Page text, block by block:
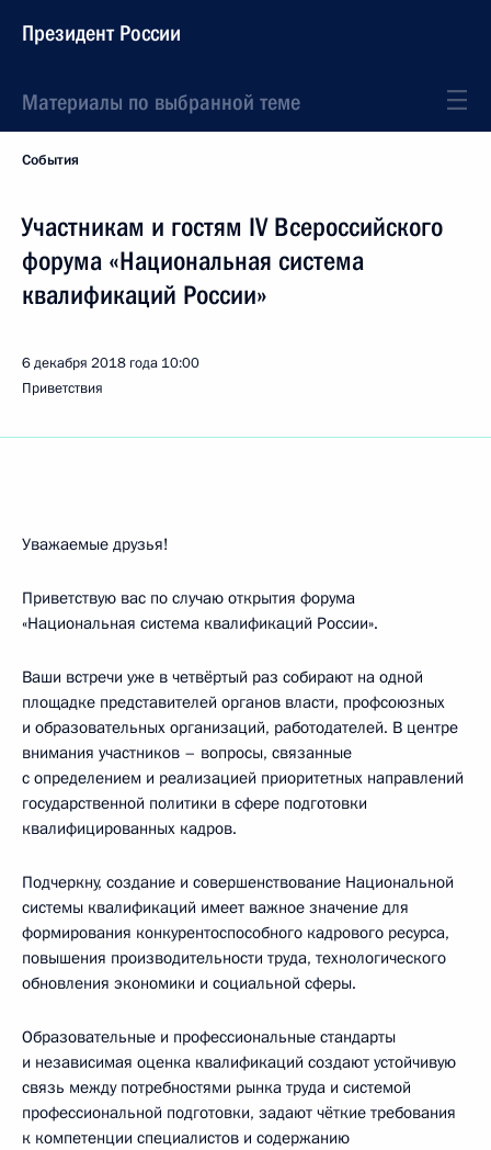
Президент России
Материалы по выбранной теме
События
Участникам и гостям IV Всероссийского
форума «Национальная система
квалификаций России»
6 декабря 2018 года 10:00
Приветствия
Уважаемые друзья!
Приветствую вас по случаю открытия форума
«Национальная система квалификаций России».
Ваши встречи уже в четвёртый раз собирают на одной
площадке представителей органов власти, профсоюзных
и образовательных организаций, работодателей. В центре
внимания участников – вопросы, связанные
с определением и реализацией приоритетных направлений
государственной политики в сфере подготовки
квалифицированных кадров.
Подчеркну, создание и совершенствование Национальной
системы квалификаций имеет важное значение для
формирования конкурентоспособного кадрового ресурса,
повышения производительности труда, технологического
обновления экономики и социальной сферы.
Образовательные и профессиональные стандарты
и независимая оценка квалификаций создают устойчивую
связь между потребностями рынка труда и системой
профессиональной подготовки, задают чёткие требования
к компетенции специалистов и содержанию